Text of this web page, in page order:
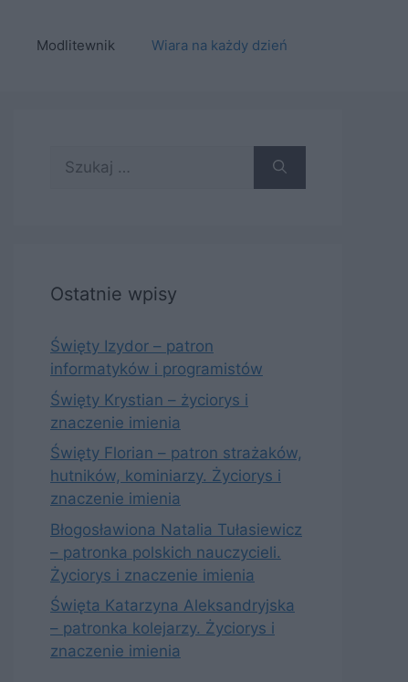
Modlitewnik Wiara na każdy dzień
Ostatnie wpisy
Święty Izydor – patron
informatyków i programistów
Święty Krystian – życiorys i
znaczenie imienia
Święty Florian – patron strażaków,
hutników, kominiarzy. Życiorys i
znaczenie imienia
Błogosławiona Natalia Tułasiewicz
– patronka polskich nauczycieli.
Życiorys i znaczenie imienia
Święta Katarzyna Aleksandryjska
– patronka kolejarzy. Życiorys i
znaczenie imienia